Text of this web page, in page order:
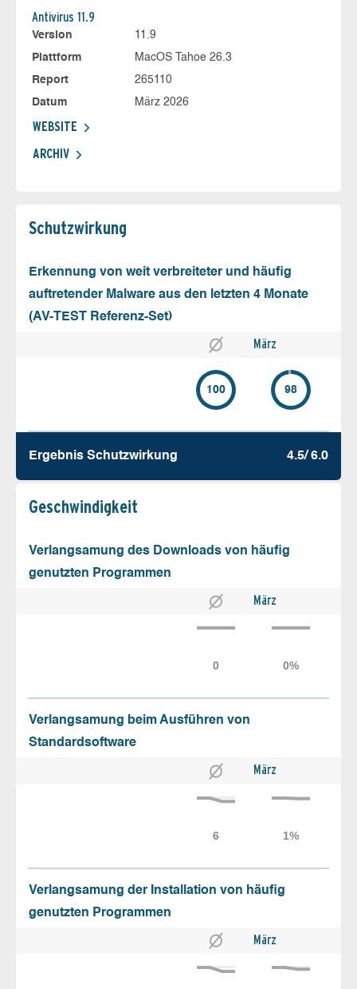
Antivirus 11.9
Version
11.9
Plattform
MacOS Tahoe 26.3
Report
265110
Datum
März 2026
WEBSITE
ARCHIV
Schutz­wirkung
Erkennung von weit verbreiteter und häufig
auftretender Malware aus den letzten 4 Monate
(AV-TEST Referenz-Set)
März
100 98
Ergebnis Schutz­wirkung 4.5/ 6.0
Geschw­indigkeit
Verlangsamung des Downloads von häufig
genutzten Programmen
März
Verlangsamung beim Ausführen von
Standardsoftware
März
Verlangsamung der Installation von häufig
genutzten Programmen
März